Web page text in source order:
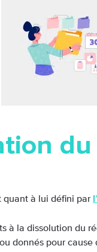
quant à lui défini par
à la dissolution du
donnés pour